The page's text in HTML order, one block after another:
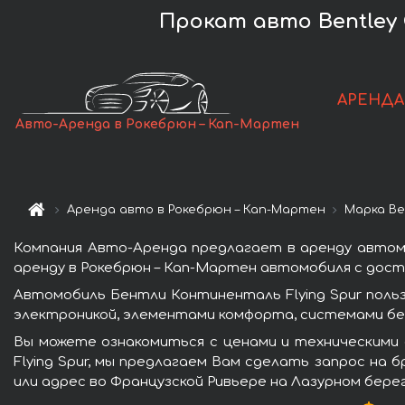
Прокат авто Bentley
Авто-Аренда в Рокебрюн – Кап-Мартен
Аренда авто в Рокебрюн – Кап-Мартен Марка
Компания Авто-Аренда предлагает в аренду
аренду в Рокебрюн – Кап-Мартен автомобиля с
Автомобиль Бентли Континенталь Flying Spur
электроникой, элементами комфорта, системами
Вы можете ознакомиться с ценами и
Flying Spur, мы предлагаем Вам сделать запрос на
или адрес во Французской Ривьере на Лазурном